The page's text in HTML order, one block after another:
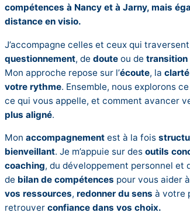
compétences à Nancy et à Jarny, mais
distance en visio.
J’accompagne celles et ceux qui
questionnement, de doute ou de transition
Mon approche repose sur l’écoute, la clarté
votre rythme. Ensemble, nous explorons
ce qui vous appelle, et comment avancer
plus aligné.
Mon accompagnement est à la fois
bienveillant. Je m’appuie sur des outils
coaching, du développement personnel et
de bilan de compétences pour vous aider
vos ressources, redonner du sens à votre
retrouver confiance dans vos choix.